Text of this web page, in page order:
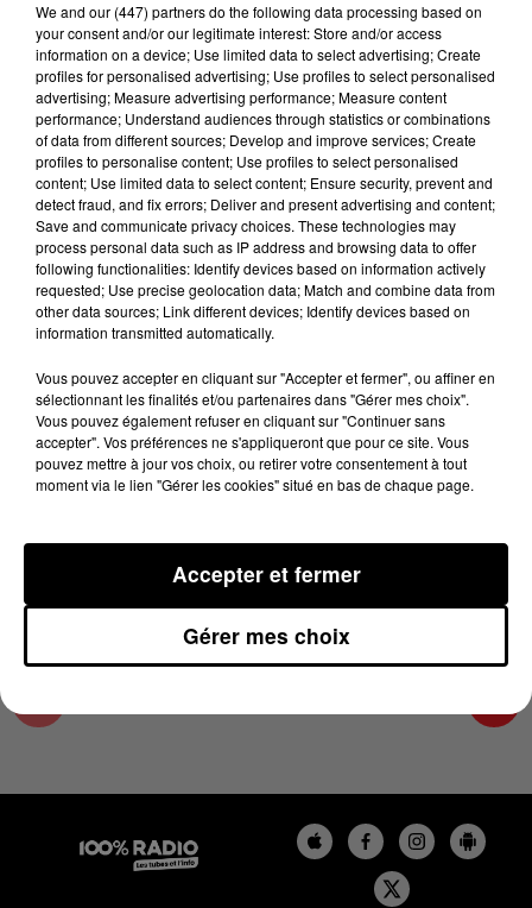
Lecture (4 min 27 sec)
100%
100% Radio les infos du Lot
22 décembre 2023 - 4 min 27 sec
LES INFOS DU LOT DU 22/12/2023 À 07H00
22/12/2023
We and our (447) partnersdo the following data processing based on
your consent and/or our legitimate interest: Store and/or access
information on a device; Use limited data to select advertising; Create
profiles for personalised advertising; Use profiles to select personalised
advertising; Measure advertising performance; Measure content
performance; Understand audiences through statistics or combinations
of data from different sources; Develop and improve services; Create
profiles to personalise content; Use profiles to select personalised
content; Use limited data to select content; Ensure security, prevent and
detect fraud, and fix errors; Deliver and present advertising and content;
Save and communicate privacy choices. These technologies may
process personal data such as IP address and browsing data to offer
following functionalities: Identify devices based on information actively
requested; Use precise geolocation data; Match and combine data from
other data sources; Link different devices; Identify devices based on
information transmitted automatically.
Vous pouvez accepter en cliquant sur "Accepter et fermer", ou affiner en
sélectionnant les finalités et/ou partenaires dans "Gérer mes choix".
Vous pouvez également refuser en cliquant sur "Continuer sans
accepter". Vos préférences ne s'appliqueront que pour ce site. Vous
pouvez mettre à jour vos choix, ou retirer votre consentement à tout
moment via le lien "Gérer les cookies" situé en bas de chaque page.
Gérer mes choix
Accepter et fermer